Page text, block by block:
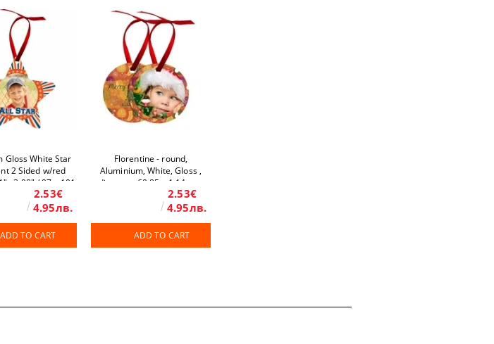
Gloss White Star
2 Sided w/red
3.98" / 97 x 101
50 pcs/box2.53€
4.95лв.
ADD TO CART
Florentine - round,
Aluminium, White, Gloss ,
diameter 69.85 x 1.14 mm
2.53€
4.95лв.
ADD TO CART